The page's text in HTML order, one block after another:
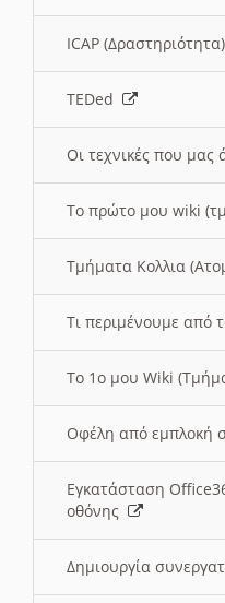
ICAP (Δραστηριότητα)
TEDed
Οι τεχνικές που μας
Το πρώτο μου wiki
Τμήματα Κολλια
Τι περιμένουμε από
Το 1ο μου Wiki
Οφέλη από εμπλοκή
Εγκατάσταση
οθόνης
Δημιουργία